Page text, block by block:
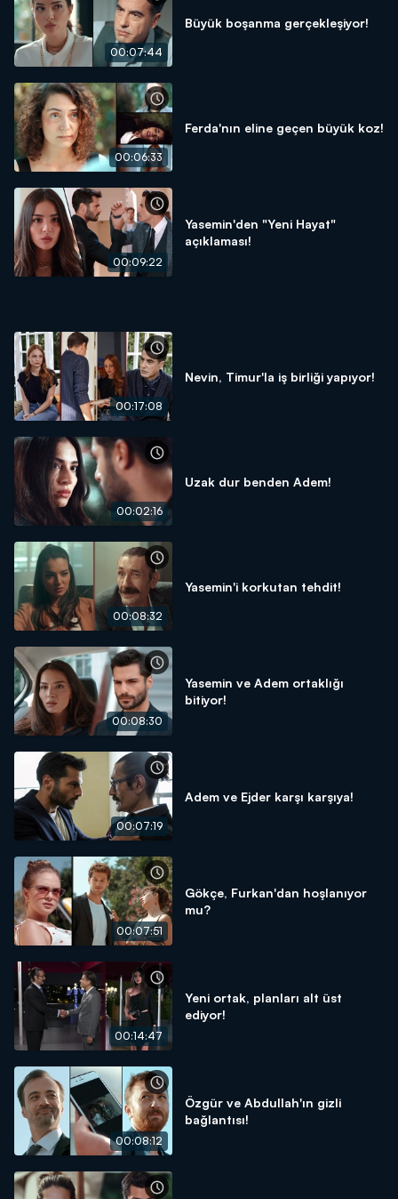
00:07:44
Büyük boşanma gerçekleşiyor!
00:06:33
Ferda'nın eline geçen büyük koz!
00:09:22
Yasemin'den "Yeni Hayat"
açıklaması!
00:17:08
Nevin, Timur'la iş birliği yapıyor!
00:02:16
Uzak dur benden Adem!
00:08:32
Yasemin'i korkutan tehdit!
00:08:30
Yasemin ve Adem ortaklığı
bitiyor!
00:07:19
Adem ve Ejder karşı karşıya!
00:07:51
Gökçe, Furkan'dan hoşlanıyor
mu?
00:14:47
Yeni ortak, planları alt üst
ediyor!
00:08:12
Özgür ve Abdullah'ın gizli
bağlantısı!